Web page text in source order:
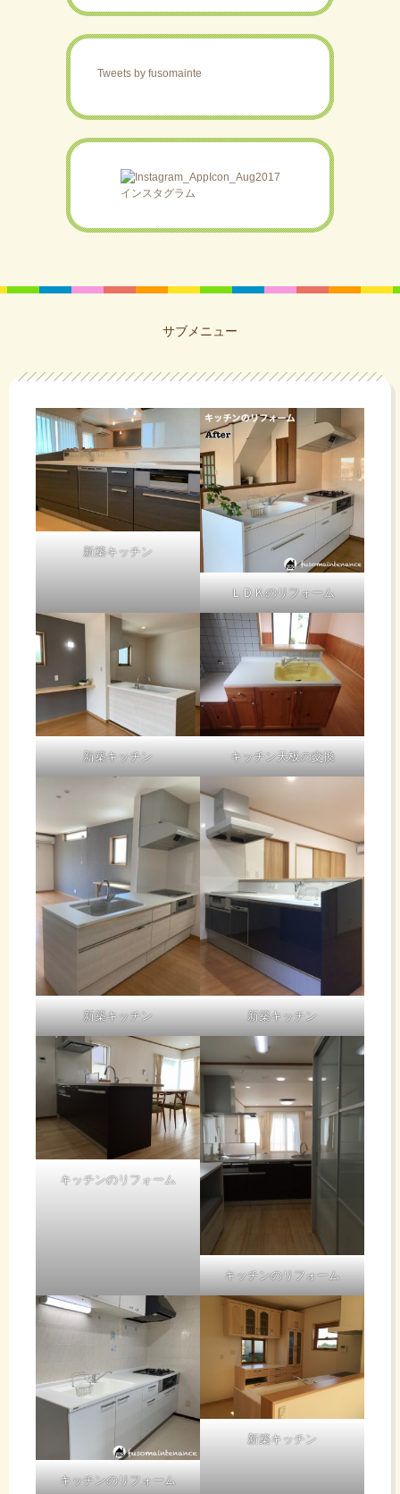
Tweets by fusomainte
インスタグラム
サブメニュー
新築キッチン
ＬＤＫのリフォーム
新築キッチン キッチン天板の交換
新築キッチン 新築キッチン
キッチンのリフォーム
キッチンのリフォーム
キッチンのリフォーム
新築キッチン